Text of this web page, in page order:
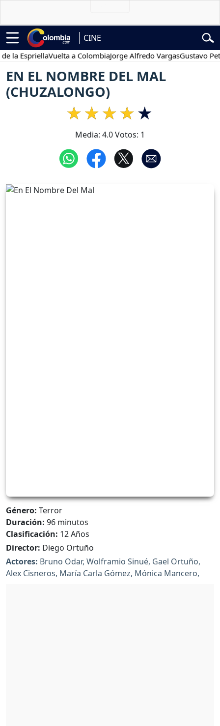
CINE
Vuelta a ColombiaJorge Alfredo VargasGustavo Petro
EN EL NOMBRE DEL MAL
(CHUZALONGO)
Media: 4.0Votos: 1
Género: Terror
Duración: 96 minutos
Clasificación: 12 Años
Director: Diego Ortuño
Actores: Bruno Odar, Wolframio Sinué, Gael Ortuño,
Alex Cisneros, María Carla Gómez, Mónica Mancero,